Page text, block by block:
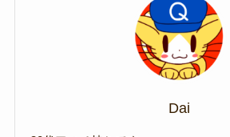
Dai